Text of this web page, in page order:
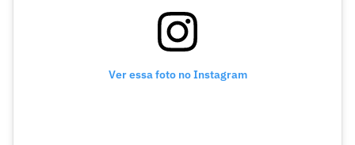
Ver essa foto no Instagram